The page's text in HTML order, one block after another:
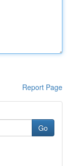
Report Page
Go